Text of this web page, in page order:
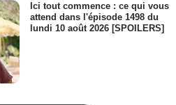
Ici tout commence : ce qui vous
attend dans l'épisode 1498 du
lundi 10 août 2026 [SPOILERS]